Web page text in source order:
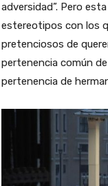
adversidad”. Pero
estereotipos con los
pretenciosos de
pertenencia común
pertenencia de